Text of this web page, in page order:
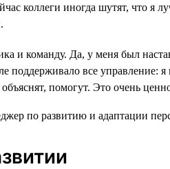
коллеги иногда шутят, что я
и команду. Да, у меня был
поддерживало все управление: я
помогут. Это очень